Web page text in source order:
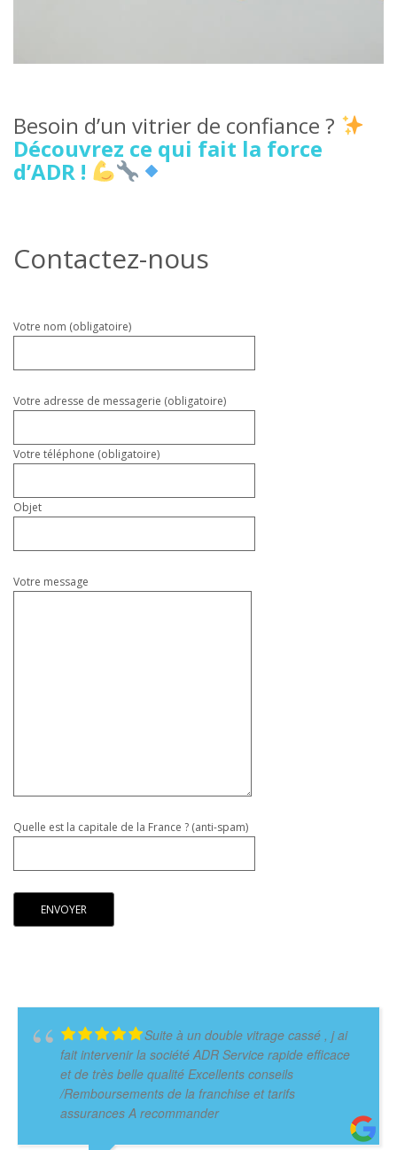
Besoin d’un vitrier de confiance ?
Découvrez ce qui fait la force
d’ADR !
Contactez-nous
Veuillez
vide.
Votre nom (obligatoire)
Votre adresse de messagerie (obligatoire)
Votre téléphone (obligatoire)
Objet
Votre message
Quelle est la capitale de la France ? (anti-spam)
Suite à un double vitrage cassé , j ai
fait intervenir la société ADR Service rapide efficace
et de très belle qualité Excellents conseils
/Remboursements de la franchise et tarifs
assurances A recommander